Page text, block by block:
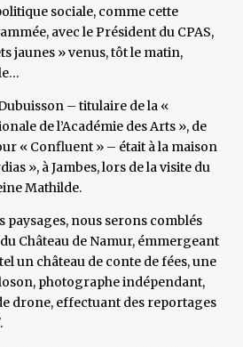
sociale, comme cette
avec le Président du CPAS,
jaunes » venus, tôt le matin,
– titulaire de la «
de l’Académie des Arts », de
« Confluent » – était à la maison
», à Jambes, lors de la visite du
Mathilde.
paysages, nous serons comblés
Château de Namur, émmergeant
un château de conte de fées, une
photographe indépendant,
drone, effectuant des reportages